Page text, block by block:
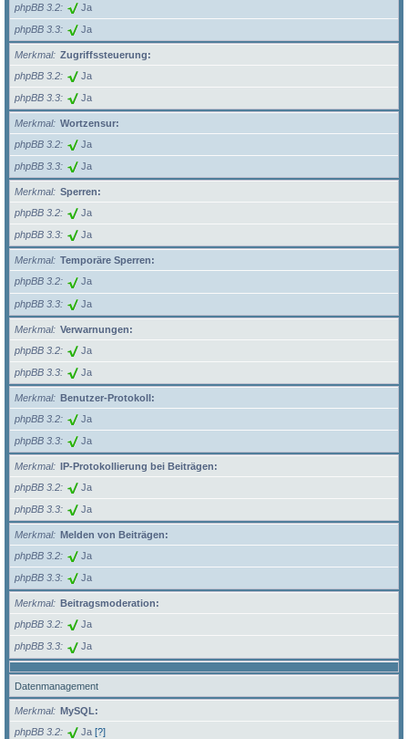
phpBB 3.2
Ja
phpBB 3.3 Ja
Merkmal
Zugriffssteuerung:
phpBB 3.2
Ja
phpBB 3.3 Ja
Merkmal
Wortzensur:
phpBB 3.2
Ja
phpBB 3.3 Ja
Merkmal
Sperren:
phpBB 3.2
Ja
phpBB 3.3 Ja
Merkmal
Temporäre Sperren:
phpBB 3.2
Ja
phpBB 3.3 Ja
Merkmal
Verwarnungen:
phpBB 3.2
Ja
phpBB 3.3 Ja
Merkmal
Benutzer-Protokoll:
phpBB 3.2
Ja
phpBB 3.3 Ja
Merkmal
IP-Protokollierung bei Beiträgen:
phpBB 3.2
Ja
phpBB 3.3 Ja
Merkmal
Melden von Beiträgen:
phpBB 3.2
Ja
phpBB 3.3 Ja
Merkmal
Beitragsmoderation:
phpBB 3.2
Ja
phpBB 3.3 Ja
Datenmanagement
Merkmal
MySQL:
phpBB 3.2
Ja [?]